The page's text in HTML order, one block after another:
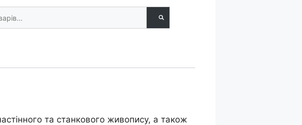
та станкового живопису, а також